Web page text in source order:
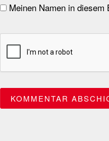
Meinen Namen in